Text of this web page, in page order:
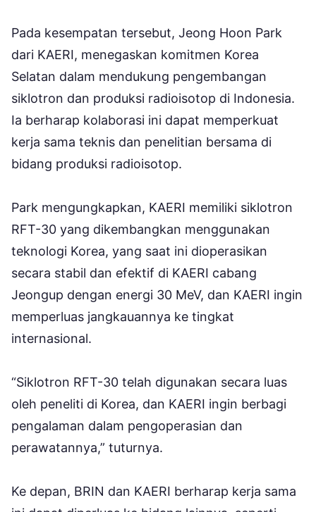
Pada kesempatan tersebut, Jeong Hoon Park
dari KAERI, menegaskan komitmen Korea
Selatan dalam mendukung pengembangan
siklotron dan produksi radioisotop di Indonesia.
Ia berharap kolaborasi ini dapat memperkuat
kerja sama teknis dan penelitian bersama di
bidang produksi radioisotop.
Park mengungkapkan, KAERI memiliki siklotron
RFT-30 yang dikembangkan menggunakan
teknologi Korea, yang saat ini dioperasikan
secara stabil dan efektif di KAERI cabang
Jeongup dengan energi 30 MeV, dan KAERI ingin
memperluas jangkauannya ke tingkat
internasional.
“Siklotron RFT-30 telah digunakan secara luas
oleh peneliti di Korea, dan KAERI ingin berbagi
pengalaman dalam pengoperasian dan
perawatannya,” tuturnya.
Ke depan, BRIN dan KAERI berharap kerja sama